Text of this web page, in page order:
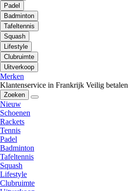
Padel
Badminton
Tafeltennis
Squash
Lifestyle
Clubruimte
Uitverkoop
Merken
Klantenservice in Frankrijk Veilig betalen
Zoeken
Nieuw
Schoenen
Rackets
Tennis
Padel
Badminton
Tafeltennis
Squash
Lifestyle
Clubruimte